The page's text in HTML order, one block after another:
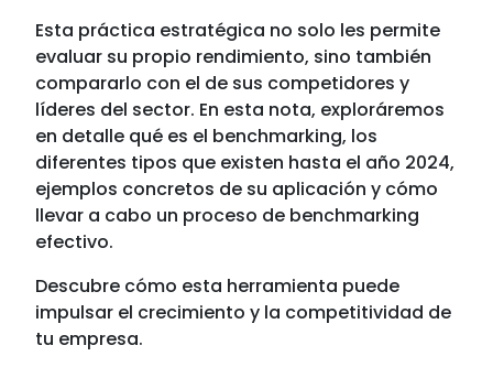
Esta práctica estratégica no solo les permite
evaluar su propio rendimiento, sino también
compararlo con el de sus competidores y
líderes del sector. En esta nota, exploráremos
en detalle qué es el benchmarking, los
diferentes tipos que existen hasta el año 2024,
ejemplos concretos de su aplicación y cómo
llevar a cabo un proceso de benchmarking
efectivo.
Descubre cómo esta herramienta puede
impulsar el crecimiento y la competitividad de
tu empresa.